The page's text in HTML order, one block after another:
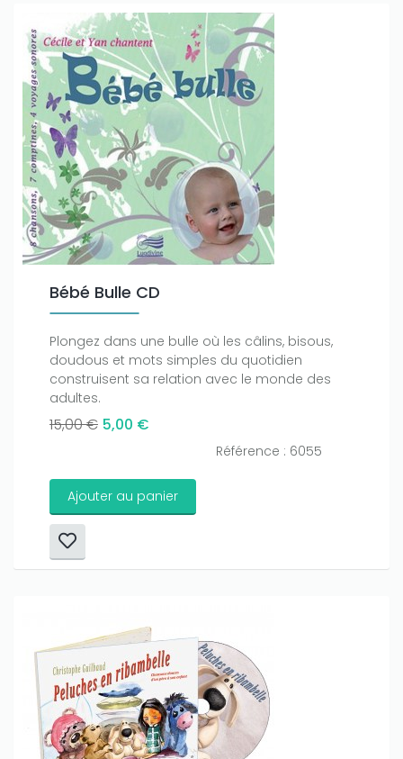
Bébé Bulle CD
Plongez dans une bulle où les câlins, bisous,
doudous et mots simples du quotidien
construisent sa relation avec le monde des
adultes.
15,00 € 5,00 €
Référence : 6055
Ajouter au panier